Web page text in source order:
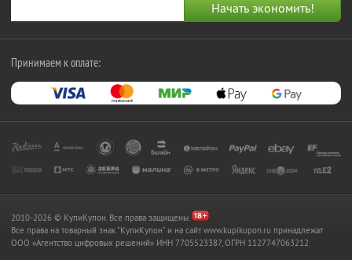
Принимаем к оплате:
2010-2026 © КупиКупон. Все права защищены.
Все права на товарный знак "КупиКупон" и на сайт www.kupikupon.ru принадлежат
OOO «Агентство цифровых решений» ИНН 7705523387, ОГРН 1127747063212